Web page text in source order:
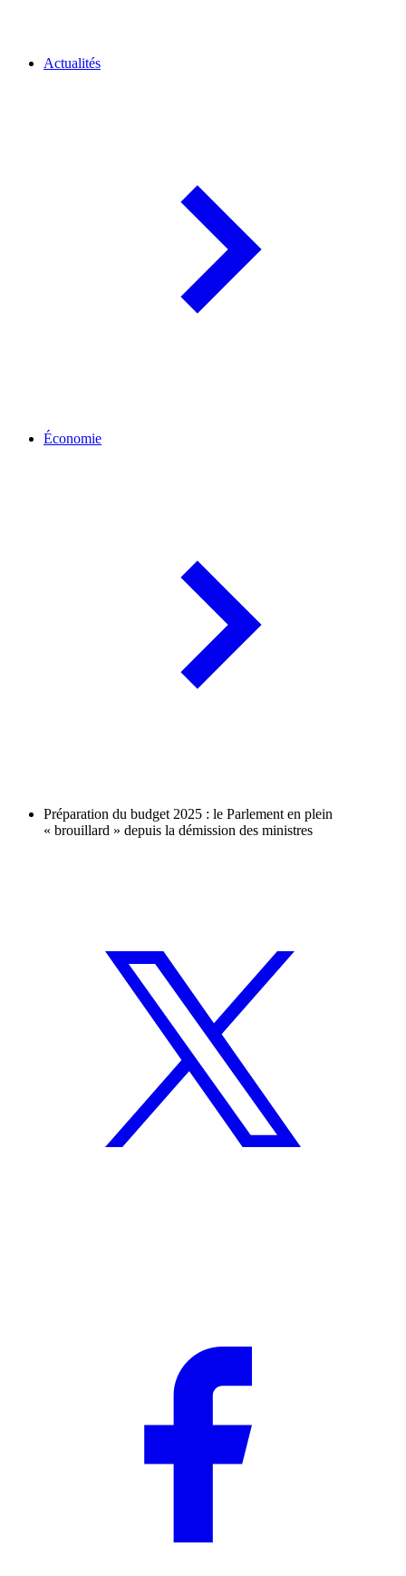
Actualités
Économie
Préparation du budget 2025 : le Parlement en plein
« brouillard » depuis la démission des ministres